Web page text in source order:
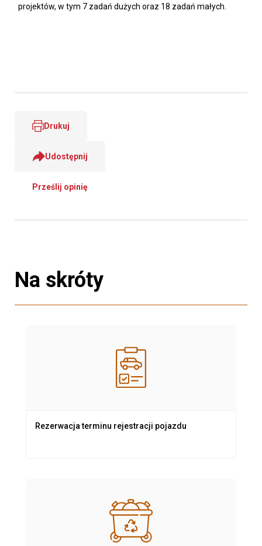
projektów, w tym 7 zadań dużych oraz 18 zadań małych.
Drukuj
Udostępnij
Prześlij opinię
Na skróty
Rezerwacja terminu rejestracji pojazdu